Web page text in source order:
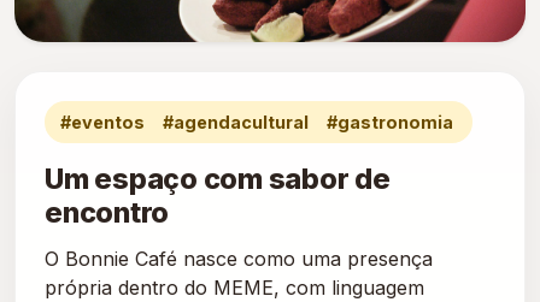
#eventos #agendacultural #gastronomia
Um espaço com sabor de
encontro
O Bonnie Café nasce como uma presença
própria dentro do MEME, com linguagem